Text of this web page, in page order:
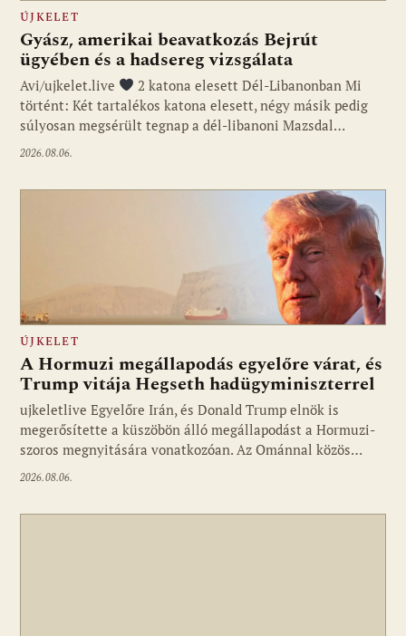
ÚJKELET
Gyász, amerikai beavatkozás Bejrút
ügyében és a hadsereg vizsgálata
Avi/ujkelet.live
2 katona elesett Dél-Libanonban Mi
történt: Két tartalékos katona elesett, négy másik pedig
súlyosan megsérült tegnap a dél-libanoni Mazsdal…
2026.08.06.
Fotó: ujkelet.live
ÚJKELET
A Hormuzi megállapodás egyelőre várat, és
Trump vitája Hegseth hadügyminiszterrel
ujkeletlive Egyelőre Irán, és Donald Trump elnök is
megerősítette a küszöbön álló megállapodást a Hormuzi-
szoros megnyitására vonatkozóan. Az Ománnal közös…
2026.08.06.